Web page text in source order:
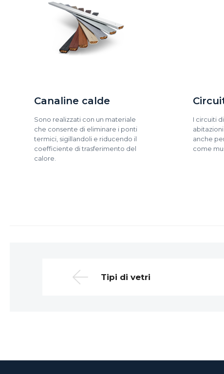
Canaline calde
Sono realizzati con un materiale
che consente di eliminare i ponti
termici, sigillandoli e riducendo il
coefficiente di trasferimento del
calore.
I circuiti
anche
come
Tipi di vetri